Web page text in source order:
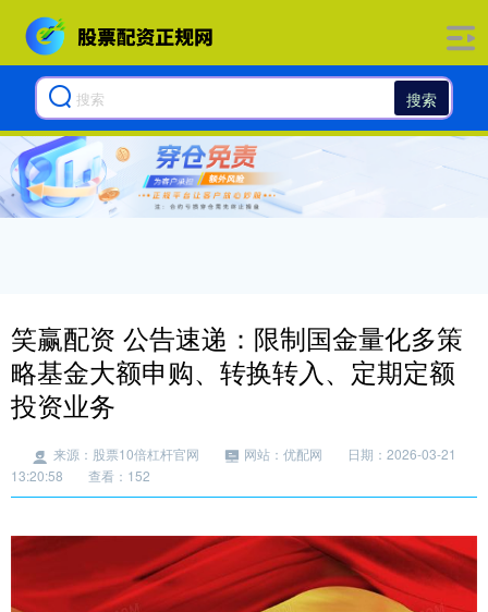
搜索
笑赢配资 公告速递：限制国金量化多策
略基金大额申购、转换转入、定期定额
投资业务
来源：股票10倍杠杆官网 网站：优配网
日期：2026-03-21
13:20:58
查看：152